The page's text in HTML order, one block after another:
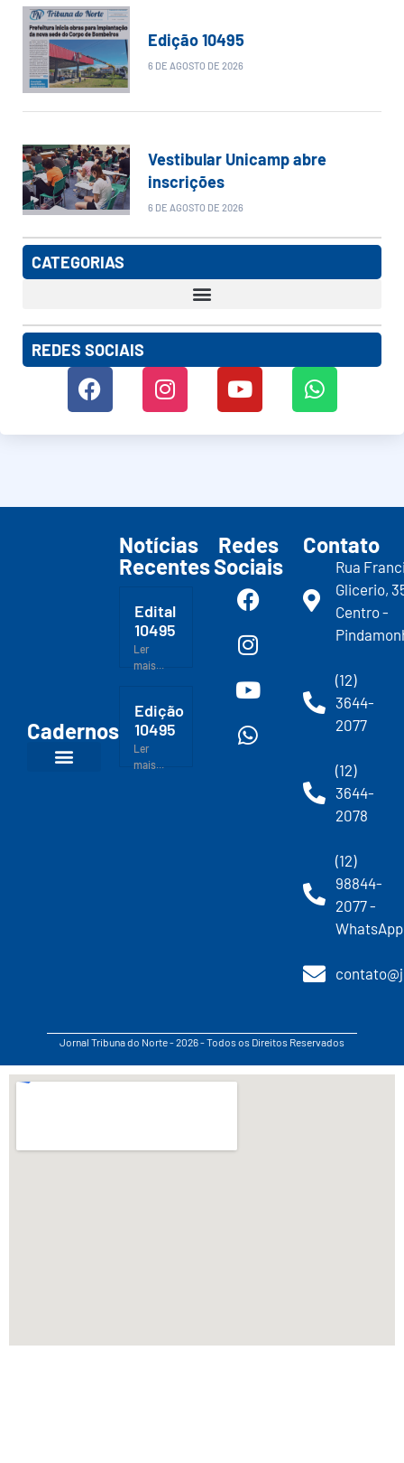
Edição 10495
6 DE AGOSTO DE 2026
Vestibular Unicamp abre
inscrições
6 DE AGOSTO DE 2026
CATEGORIAS
REDES SOCIAIS
Cadernos
Notícias
Recentes
Edital
10495
Ler
mais...
Edição
10495
Ler
mais...
Redes
Sociais
Contato
Rua
Glicerio,
Centro -
(12)
3644-
2077
(12)
3644-
2078
(12)
98844-
2077 -
WhatsApp
Jornal Tribuna do Norte - 2026 - Todos os Direitos Reservados